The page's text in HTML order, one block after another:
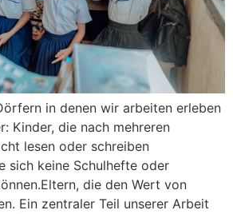
in denen wir arbeiten erleben
Kinder, die nach mehreren
lesen oder schreiben
sich keine Schulhefte oder
die den Wert von
Ein zentraler Teil unserer Arbeit